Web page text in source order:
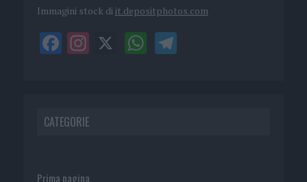
Immagini stock di it.depositphotos.com
CATEGORIE
Prima pagina